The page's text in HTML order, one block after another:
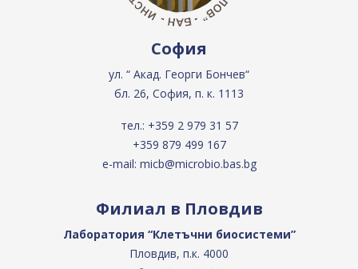
София
ул. “ Акад. Георги Бончев“
бл. 26, София, п. к. 1113
тел.: +359 2 979 31 57
+359 879 499 167
e-mail: micb@microbio.bas.bg
Филиал в Пловдив
Лаборатория “Клетъчни биосистеми”
Пловдив, п.к. 4000